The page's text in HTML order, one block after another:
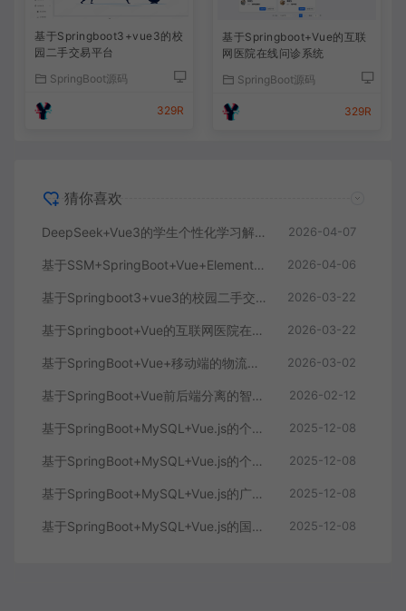
基于Springboot3+vue3的校
园二手交易平台
SpringBoot源码
329R
基于Springboot+Vue的互联
网医院在线问诊系统
SpringBoot源码
329R
猜你喜欢
DeepSeek+Vue3的学生个性化学习解答AI系统 2026-04-07
基于SSM+SpringBoot+Vue+ElementPlus的聊天im系统 2026-04-06
基于Springboot3+vue3的校园二手交易平台 2026-03-22
基于Springboot+Vue的互联网医院在线问诊系统 2026-03-22
基于SpringBoot+Vue+移动端的物流快递系统 2026-03-02
基于SpringBoot+Vue前后端分离的智能知识库问答系统 2026-02-12
基于SpringBoot+MySQL+Vue.js的个人健康管理系统(附论文) 2025-12-08
基于SpringBoot+MySQL+Vue.js的个性化推荐电商系统(附论文) 2025-12-08
基于SpringBoot+MySQL+Vue.js的广西文化传承小程序(附论文) 2025-12-08
基于SpringBoot+MySQL+Vue.js的国风彩妆系统(附论文) 2025-12-08